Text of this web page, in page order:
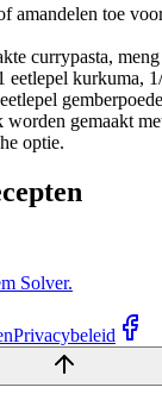
amandelen toe
currypasta,
eetlepel kurkuma,
gemaakt
optie.
Solver.
Privacybeleid